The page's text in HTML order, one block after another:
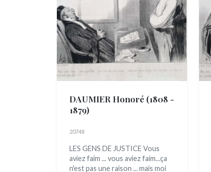
DAUMIER Honoré (1808 -
1879)
20748
LES GENS DE JUSTICE Vous
aviez faim ... vous aviez faim...ça
n'est pas une raison ... mais moi